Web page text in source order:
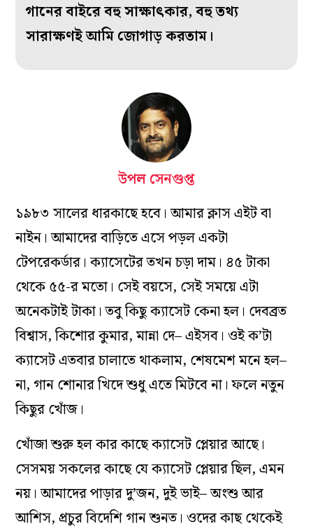
গানের বাইরে বহু সাক্ষাৎকার, বহু তথ্য
সারাক্ষণই আমি জোগাড় করতাম।
উপল সেনগুপ্ত
১৯৮৩ সালের ধারকাছে হবে। আমার ক্লাস এইট বা
নাইন। আমাদের বাড়িতে এসে পড়ল একটা
টেপরেকর্ডার। ক‌্যাসেটের তখন চড়া দাম। ৪৫ টাকা
থেকে ৫৫-র মতো। সেই বয়সে, সেই সময়ে এটা
অনেকটাই টাকা। তবু কিছু ক‌্যাসেট কেনা হল। দেবব্রত
বিশ্বাস, কিশোর কুমার, মান্না দে– এইসব। ওই ক’টা
ক‌্যাসেট এতবার চালাতে থাকলাম, শেষমেশ মনে হল–
না, গান শোনার খিদে শুধু এতে মিটবে না। ফলে নতুন
কিছুর খোঁজ।
খোঁজা শুরু হল কার কাছে ক‌্যাসেট প্লেয়ার আছে।
সেসময় সকলের কাছে যে ক‌্যাসেট প্লেয়ার ছিল, এমন
নয়। আমাদের পাড়ার দু’জন, দুই ভাই– অংশু আর
আশিস, প্রচুর বিদেশি গান শুনত। ওদের কাছ থেকেই